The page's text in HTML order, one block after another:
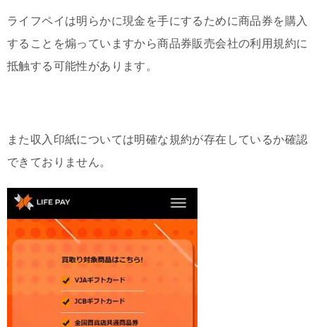
ライフペイは明らかに現金を手にするために商品券を購入
することを煽っていますから商品券販売会社の利用規約に
抵触する可能性があります。
また収入印紙については明確な規約が存在しているか確認
できておりません。